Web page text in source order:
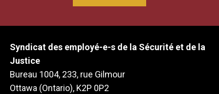
Syndicat des employé-e-s de la Sécurité et de la
Justice
Bureau 1004, 233, rue Gilmour
Ottawa (Ontario), K2P 0P2